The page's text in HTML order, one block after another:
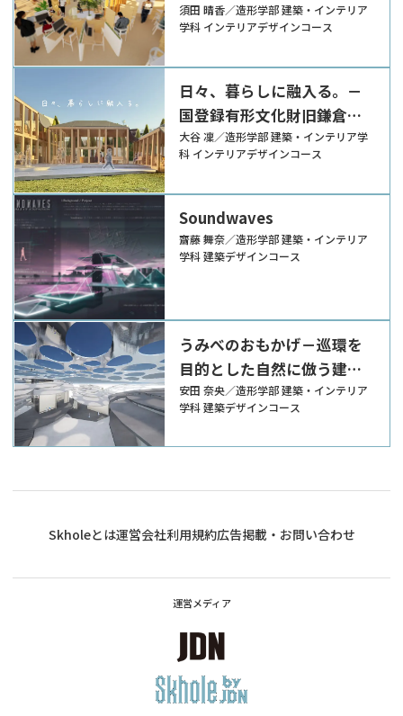
案－
須田 晴香／造形学部 建築・インテリア
学科 インテリアデザインコース
日々、暮らしに融入る。－
国登録有形文化財旧鎌倉市
長谷子ども会館の利活用を
伴う建築再生に関する研究
大谷 凜／造形学部 建築・インテリア学
科 インテリアデザインコース
Soundwaves
齋藤 舞奈／造形学部 建築・インテリア
学科 建築デザインコース
うみべのおもかげ－巡環を
目的とした自然に倣う建築
の創出に関する研究－
安田 奈央／造形学部 建築・インテリア
学科 建築デザインコース
Skholeとは運営会社利用規約広告掲載・お問い合わせ
運営メディア